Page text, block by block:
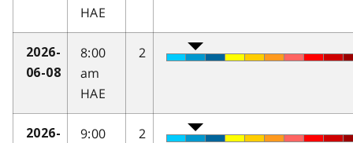
HAE
2026-
06-08
8:00
am
HAE
2
2026-
9:00
2